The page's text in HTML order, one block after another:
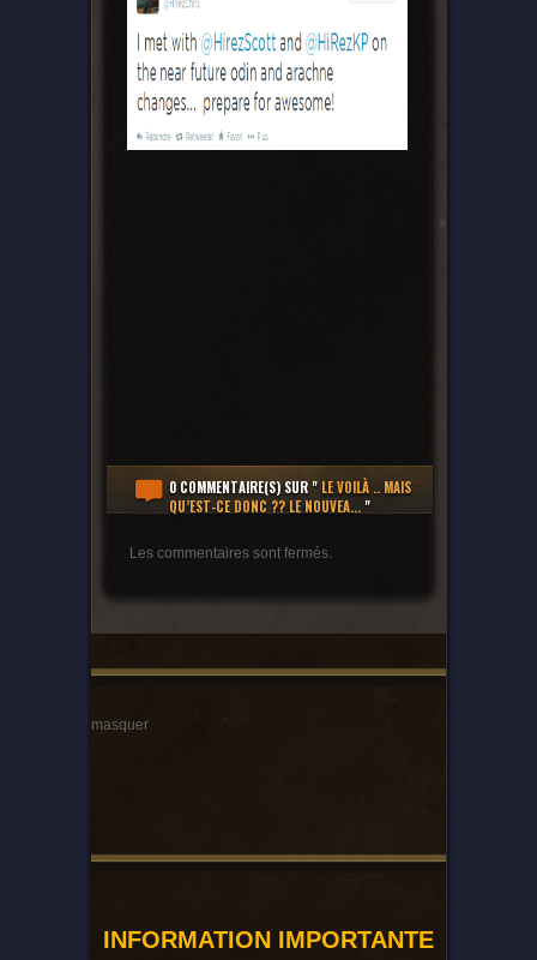
0 COMMENTAIRE(S)SUR " LE VOILÀ .. MAIS
QU’EST-CE DONC ?? LE NOUVEA..."
Les commentaires sont fermés.
masquer
INFORMATION IMPORTANTE